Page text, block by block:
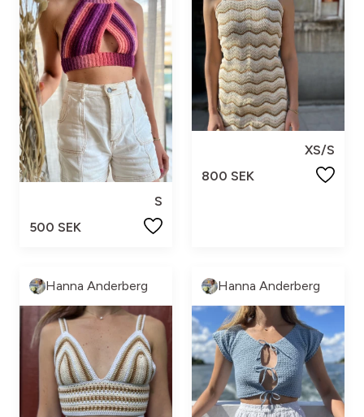
S
500 SEK
XS/S
800 SEK
Hanna Anderberg Hanna Anderberg